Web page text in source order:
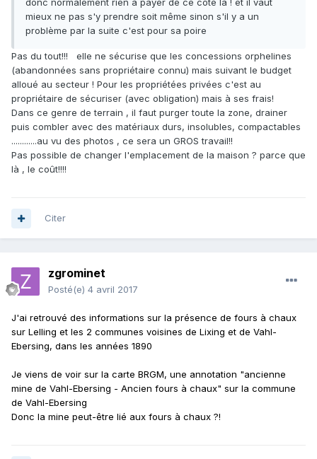
donc normalement rien à payer de ce côté là ! et il vaut
mieux ne pas s'y prendre soit même sinon s'il y a un
problème par la suite c'est pour sa poire
Pas du tout!!! elle ne sécurise que les concessions orphelines
(abandonnées sans propriétaire connu) mais suivant le budget
alloué au secteur ! Pour les propriétées privées c'est au
propriétaire de sécuriser (avec obligation) mais à ses frais!
Dans ce genre de terrain , il faut purger toute la zone, drainer
puis combler avec des matériaux durs, insolubles, compactables
............au vu des photos , ce sera un GROS travail!!
Pas possible de changer l'emplacement de la maison ? parce que
là , le coût!!!!
Citer
zgrominet
Posté(e) 4 avril 2017
J'ai retrouvé des informations sur la présence de fours à chaux
sur Lelling et les 2 communes voisines de Lixing et de Vahl-
Ebersing, dans les années 1890
Je viens de voir sur la carte BRGM, une annotation "ancienne
mine de Vahl-Ebersing - Ancien fours à chaux" sur la commune
de Vahl-Ebersing
Donc la mine peut-être lié aux fours à chaux ?!